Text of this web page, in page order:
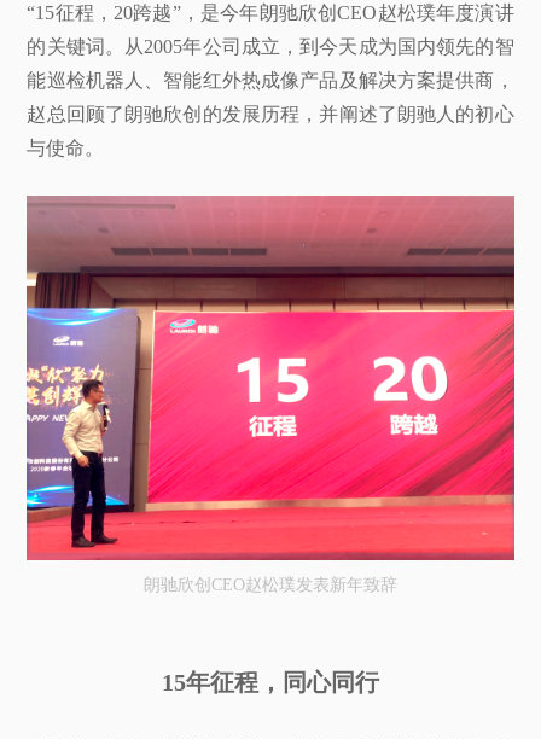
“15征程，20跨越”，是今年朗驰欣创CEO赵松璞年度演讲
的关键词。从2005年公司成立，到今天成为国内领先的智
能巡检机器人、智能红外热成像产品及解决方案提供商，
赵总回顾了朗驰欣创的发展历程，并阐述了朗驰人的初心
与使命。
朗驰欣创CEO赵松璞发表新年致辞
15年征程，同心同行